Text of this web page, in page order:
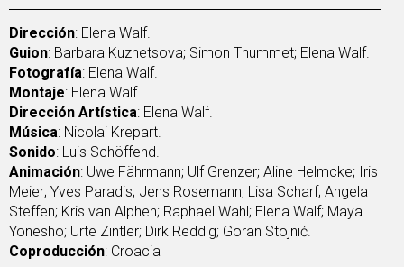
Dirección: Elena Walf.
Guion: Barbara Kuznetsova; Simon Thummet; Elena Walf.
Fotografía: Elena Walf.
Montaje: Elena Walf.
Dirección Artística: Elena Walf.
Música: Nicolai Krepart.
Sonido: Luis Schöffend.
Animación: Uwe Fährmann; Ulf Grenzer; Aline Helmcke; Iris
Meier; Yves Paradis; Jens Rosemann; Lisa Scharf; Angela
Steffen; Kris van Alphen; Raphael Wahl; Elena Walf; Maya
Yonesho; Urte Zintler; Dirk Reddig; Goran Stojnić.
Coproducción: Croacia